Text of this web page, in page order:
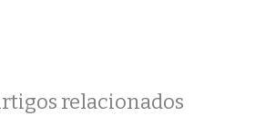
relacionados